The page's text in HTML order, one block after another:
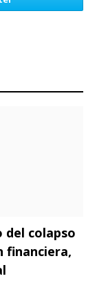
del colapso
financiera,